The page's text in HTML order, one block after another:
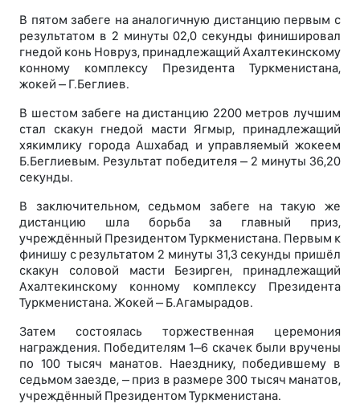
В пятом забеге на аналогичную дистанцию первым с
результатом в 2 минуты 02,0 секунды финишировал
гнедой конь Новруз, принадлежащий Ахалтекинскому
конному комплексу Президента Туркменистана,
жокей – Г.Беглиев.
В шестом забеге на дистанцию 2200 метров лучшим
стал скакун гнедой масти Ягмыр, принадлежащий
хякимлику города Ашхабад и управляемый жокеем
Б.Беглиевым. Результат победителя – 2 минуты 36,20
секунды.
В заключительном, седьмом забеге на такую же
дистанцию шла борьба за главный приз,
учреждённый Президентом Туркменистана. Первым к
финишу с результатом 2 минуты 31,3 секунды пришёл
скакун соловой масти Безирген, принадлежащий
Ахалтекинскому конному комплексу Президента
Туркменистана. Жокей – Б.Агамырадов.
Затем состоялась торжественная церемония
награждения. Победителям 1–6 скачек были вручены
по 100 тысяч манатов. Наезднику, победившему в
седьмом заезде, – приз в размере 300 тысяч манатов,
учреждённый Президентом Туркменистана.